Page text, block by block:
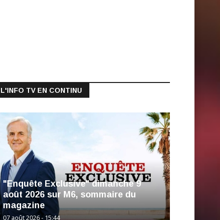
L'INFO TV EN CONTINU
"Enquête Exclusive" dimanche 9
août 2026 sur M6, sommaire du
magazine
07 août 2026 - 15:44